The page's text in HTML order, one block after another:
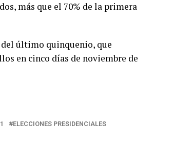
más que el 70% de la primera
último quinquenio, que
en cinco días de noviembre de
ELECCIONES PRESIDENCIALES